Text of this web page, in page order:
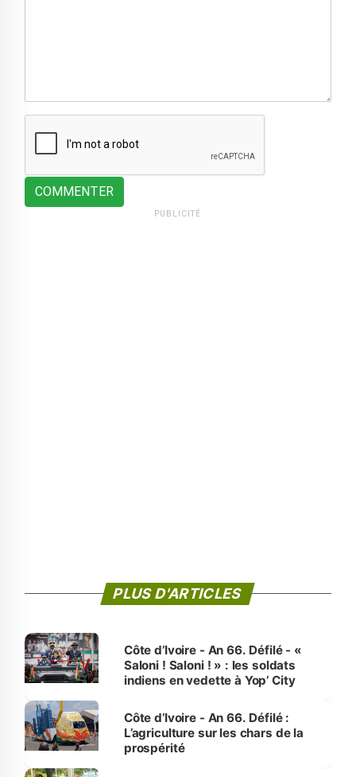
COMMENTER
PUBLICITÉ
PLUS D'ARTICLES
Côte d’Ivoire - An 66. Défilé - «
Saloni ! Saloni ! » : les soldats
indiens en vedette à Yop’ City
Côte d’Ivoire - An 66. Défilé :
L’agriculture sur les chars de la
prospérité